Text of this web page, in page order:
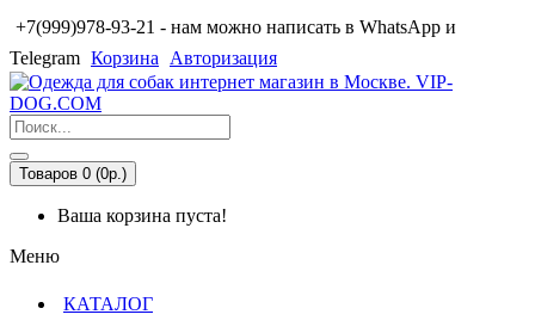
+7(999)978-93-21 - нам можно написать в WhatsApp и
Telegram Корзина Авторизация
Товаров 0 (0р.)
Ваша корзина пуста!
Меню
КАТАЛОГ